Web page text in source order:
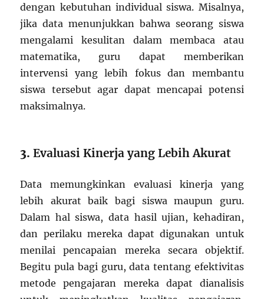
dengan kebutuhan individual siswa. Misalnya,
jika data menunjukkan bahwa seorang siswa
mengalami kesulitan dalam membaca atau
matematika, guru dapat memberikan
intervensi yang lebih fokus dan membantu
siswa tersebut agar dapat mencapai potensi
maksimalnya.
3.Evaluasi Kinerja yang Lebih Akurat
Data memungkinkan evaluasi kinerja yang
lebih akurat baik bagi siswa maupun guru.
Dalam hal siswa, data hasil ujian, kehadiran,
dan perilaku mereka dapat digunakan untuk
menilai pencapaian mereka secara objektif.
Begitu pula bagi guru, data tentang efektivitas
metode pengajaran mereka dapat dianalisis